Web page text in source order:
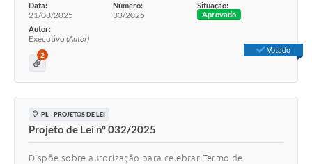
Data:
21/08/2025
Número:
33/2025
Situação:
Aprovado
Autor:
Executivo (Autor)
2
Votado
PL - PROJETOS DE LEI
Projeto de Lei nº 032/2025
Dispõe sobre autorização para celebrar Termo de